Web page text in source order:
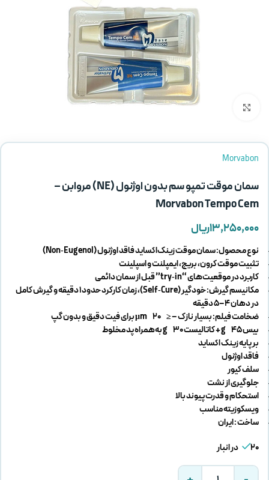
بزرگنمایی تصویر
Morvabon
سمان موقت تمپو سم بدون اوژنول (NE) مروابن –
Morvabon Tempo Cem
۱۳,۲۵۰,۰۰۰ریال
نوع محصول: سمان موقت زینک‌اکساید فاقد اوژنول (Non‑Eugenol)
تثبیت موقت کرون، بریج، ایمپلنت و اسپلینت
کاربرد در موقعیت‌های “try‑in” قبل از سمان دائمی
مکانیسم گیرش: خودگیر (Self‑Cure)، زمان کارکرد حدود 1 دقیقه و گیرش کامل
در دهان 4–5 دقیقه
ضخامت فیلم: بسیار نازک – ≤ 20 µm برای فیت دقیق و بدون گپ
بیس ۴۵ g + کاتالیست ۳۰ g به‌همراه پد مخلوط
بر پایه زینک اکساید
فاقد اوژنول
سلف کیور
جلوگیری از نشت
استحکام و قدرت پیوند بالا
ویسکوزیته مناسب
ساخت : ایران
20 در انبار